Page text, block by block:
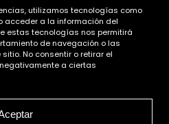
utilizamos tecnologías como
acceder a la información del
estas tecnologías nos permitirá
de navegación o las
No consentir o retirar el
a ciertas
de la Luna /
€